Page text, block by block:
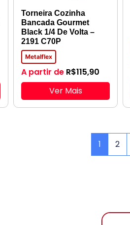
Torneira Cozinha
Bancada Gourmet
Black 1/4 De Volta –
2191 C70P
Metalflex
A partir de R$115,90
Ver Mais
1 2